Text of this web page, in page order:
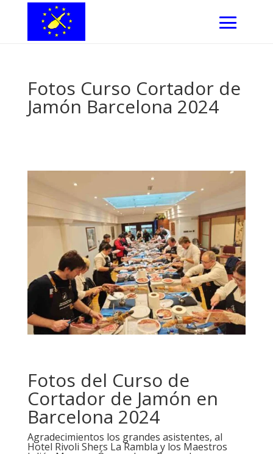
Fotos Curso Cortador de
Jamón Barcelona 2024
Fotos del Curso de
Cortador de Jamón en
Barcelona 2024
Agradecimientos los grandes asistentes, al
Hotel Rivoli Shers La Rambla y los Maestros